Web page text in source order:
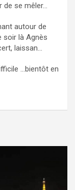
de se mêler...
autour de
soir là Agnès
laissan...
...bientôt en